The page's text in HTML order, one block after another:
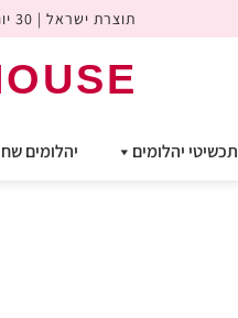
תוצרת ישראל | 30 יום החזר כספי | משלוח חינם
תכשיטי יהלומים יהלומים